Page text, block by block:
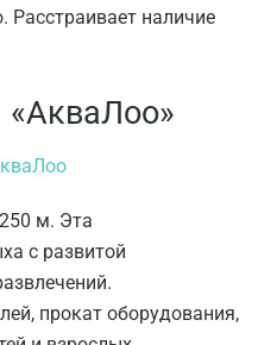
наличие
м. Эта
с развитой
прокат оборудования,